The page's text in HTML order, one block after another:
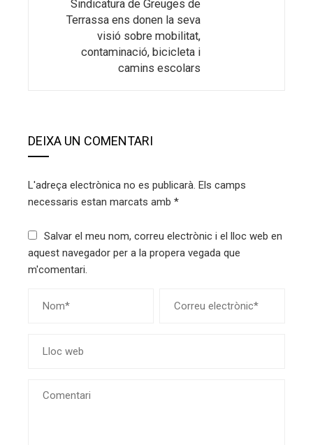
Sindicatura de Greuges de
Terrassa ens donen la seva
visió sobre mobilitat,
contaminació, bicicleta i
camins escolars
DEIXA UN COMENTARI
L'adreça electrònica no es publicarà. Els camps
necessaris estan marcats amb *
Salvar el meu nom, correu electrònic i el lloc web en
aquest navegador per a la propera vegada que
m'comentari.